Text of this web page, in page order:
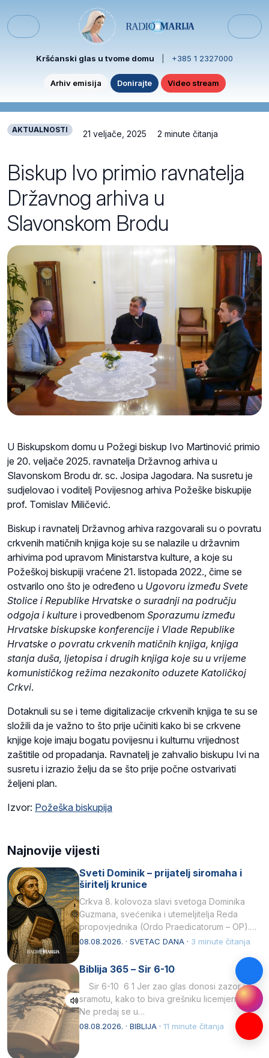
Menu
Kršćanski glas u tvome domu +385 1 2327000
Arhiv emisija Donirajte Video stream
AKTUALNOSTI 21 veljače, 2025 2 minute čitanja
Biskup Ivo primio ravnatelja
Državnog arhiva u
Slavonskom Brodu
U Biskupskom domu u Požegi biskup Ivo Martinović primio
je 20. veljače 2025. ravnatelja Državnog arhiva u
Slavonskom Brodu dr. sc. Josipa Jagodara. Na susretu je
sudjelovao i voditelj Povijesnog arhiva Požeške biskupije
prof. Tomislav Miličević.
Biskup i ravnatelj Državnog arhiva razgovarali su o povratu
crkvenih matičnih knjiga koje su se nalazile u državnim
arhivima pod upravom Ministarstva kulture, a koje su
Požeškoj biskupiji vraćene 21. listopada 2022., čime se
ostvarilo ono što je određeno u Ugovoru između Svete
Stolice i Republike Hrvatske o suradnji na području
odgoja i kulture i provedbenom Sporazumu između
Hrvatske biskupske konferencije i Vlade Republike
Hrvatske o povratu crkvenih matičnih knjiga, knjiga
stanja duša, ljetopisa i drugih knjiga koje su u vrijeme
komunističkog režima nezakonito oduzete Katoličkoj
Crkvi.
Dotaknuli su se i teme digitalizacije crkvenih knjiga te su se
složili da je važno to što prije učiniti kako bi se crkvene
knjige koje imaju bogatu povijesnu i kulturnu vrijednost
zaštitile od propadanja. Ravnatelj je zahvalio biskupu Ivi na
susretu i izrazio želju da se što prije počne ostvarivati
željeni plan.
Izvor: Požeška biskupija
Najnovije vijesti
Sveti Dominik – prijatelj siromaha i
širitelj krunice
Crkva 8. kolovoza slavi svetoga Dominika
Guzmana, svećenika i utemeljitelja Reda
propovjednika (Ordo Praedicatorum – OP).
Svojim životom, dubokom ljubavlju prema
08.08.2026. · SVETAC DANA · 3 minute čitanja
Biblija 365 – Sir 6-10
Sir 6-10 6 1 Jer zao glas donosi zazor i
sramotu, kako to biva grešniku licemjernom.2
Ne predaj se u…
08.08.2026. · BIBLIJA · 11 minute čitanja